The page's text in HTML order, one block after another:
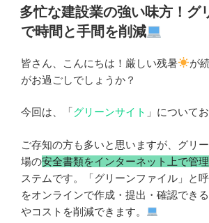
稿
日:
多忙な建設業の強い味方！グ
で時間と手間を削減
皆さん、こんにちは！厳しい残暑
が
がお過ごしでしょうか？
今回は、「グリーンサイト 」について
ご存知の方も多いと思いますが、グリ
場の安全書類をインターネット上で管理
ステムです。「グリーンファイル」と
をオンラインで作成・提出・確認でき
やコストを削減できます。